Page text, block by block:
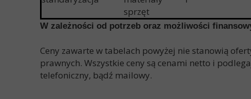
sprzęt
W zależności od potrzeb oraz możliwości
Ceny zawarte w tabelach powyżej nie stanowią
prawnych. Wszystkie ceny są cenami netto i
telefoniczny, bądź mailowy.